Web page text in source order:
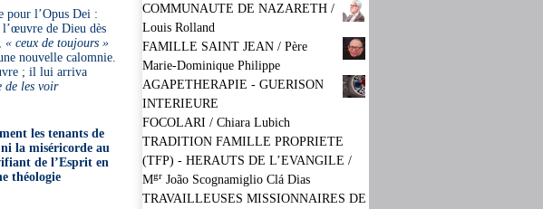
pour l’Opus Dei :
l’œuvre de Dieu dès
« ceux de toujours »
nouvelle calomnie.
; il lui arriva
de les voir
les tenants de
la miséricorde au
de l’Esprit en
théologie
COMMUNAUTE DE NAZARETH /
Louis Rolland
FAMILLE SAINT JEAN / Père
Marie-Dominique Philippe
AGAPETHERAPIE - GUERISON
INTERIEURE
FOCOLARI / Chiara Lubich
TRADITION FAMILLE PROPRIETE
(TFP) - HERAUTS DE L’EVANGILE /
Mgr João Scognamiglio Clá Dias
TRAVAILLEUSES MISSIONNAIRES DE